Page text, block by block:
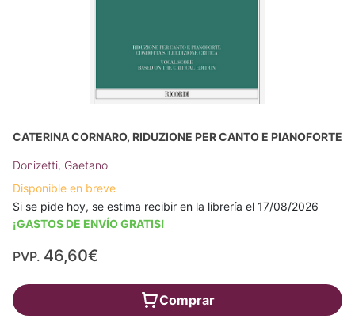
CATERINA CORNARO, RIDUZIONE PER CANTO E PIANOFORTE
Donizetti, Gaetano
Disponible en breve
Si se pide hoy, se estima recibir en la librería el 17/08/2026
¡GASTOS DE ENVÍO GRATIS!
PVP. 46,60€
Comprar